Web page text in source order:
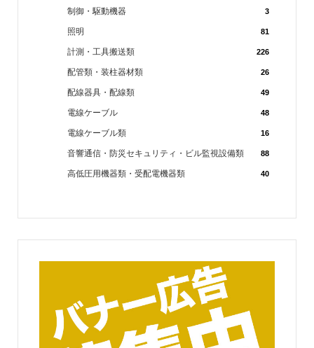
制御・駆動機器 3
照明 81
計測・工具搬送類 226
配管類・装柱器材類 26
配線器具・配線類 49
電線ケーブル 48
電線ケーブル類 16
音響通信・防災セキュリティ・ビル監視設備類 88
高低圧用機器類・受配電機器類 40